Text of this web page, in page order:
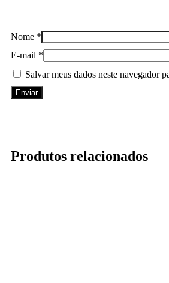
Nome *
E-mail *
Salvar meus dados neste navegador
Produtos relacionados